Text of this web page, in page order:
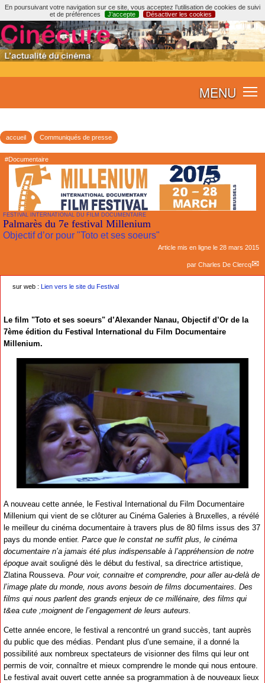
En poursuivant votre navigation sur ce site, vous acceptez l’utilisation de cookies de suivi
et de préférences
J’accepte Désactiver les cookies
MENU
accueil Communiqués de presse
#Documentaire
FESTIVAL INTERNATIONAL DU FILM DOCUMENTAIRE
Palmarès du 7e festival Millenium
Objectif d’or pour "Toto et ses soeurs"
Article mis en ligne le 28 mars 2015
par Charles De Clercq
sur web : Lien vers le site du Festival
Le film "Toto et ses soeurs" d’Alexander Nanau, Objectif d’Or de la
7ème édition du Festival International du Film Documentaire
Millenium.
A nouveau cette année, le Festival International du Film Documentaire
Millenium qui vient de se clôturer au Cinéma Galeries à Bruxelles, a révélé
le meilleur du cinéma documentaire à travers plus de 80 films issus des 37
pays du monde entier. Parce que le constat ne suffit plus, le cinéma
documentaire n’a jamais été plus indispensable à l’appréhension de notre
époque avait souligné dès le début du festival, sa directrice artistique,
Zlatina Rousseva. Pour voir, connaitre et comprendre, pour aller au-delà de
l’image plate du monde, nous avons besoin de films documentaires. Des
films qui nous parlent des grands enjeux de ce millénaire, des films qui
t&ea cute ;moignent de l’engagement de leurs auteurs.
Cette année encore, le festival a rencontré un grand succès, tant auprès
du public que des médias. Pendant plus d’une semaine, il a donné la
possibilité aux nombreux spectateurs de visionner des films qui leur ont
permis de voir, connaître et mieux comprendre le monde qui nous entoure.
Le festival avait ouvert cette année sa programmation à de nouveaux lieux